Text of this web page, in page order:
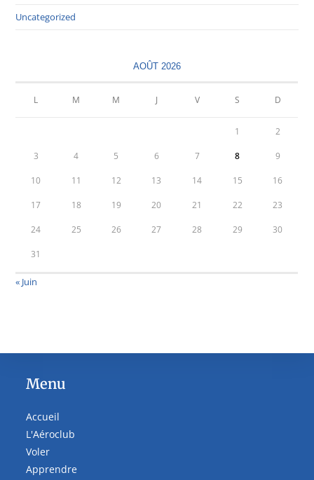
Uncategorized
AOÛT 2026
L M M J V S D
1 2
3 4 5 6 7 8 9
10 11 12 13 14 15 16
17 18 19 20 21 22 23
24 25 26 27 28 29 30
31
« Juin
Menu
Accueil
L'Aéroclub
Voler
Apprendre